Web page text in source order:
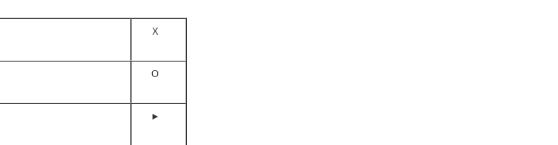
X
O
►